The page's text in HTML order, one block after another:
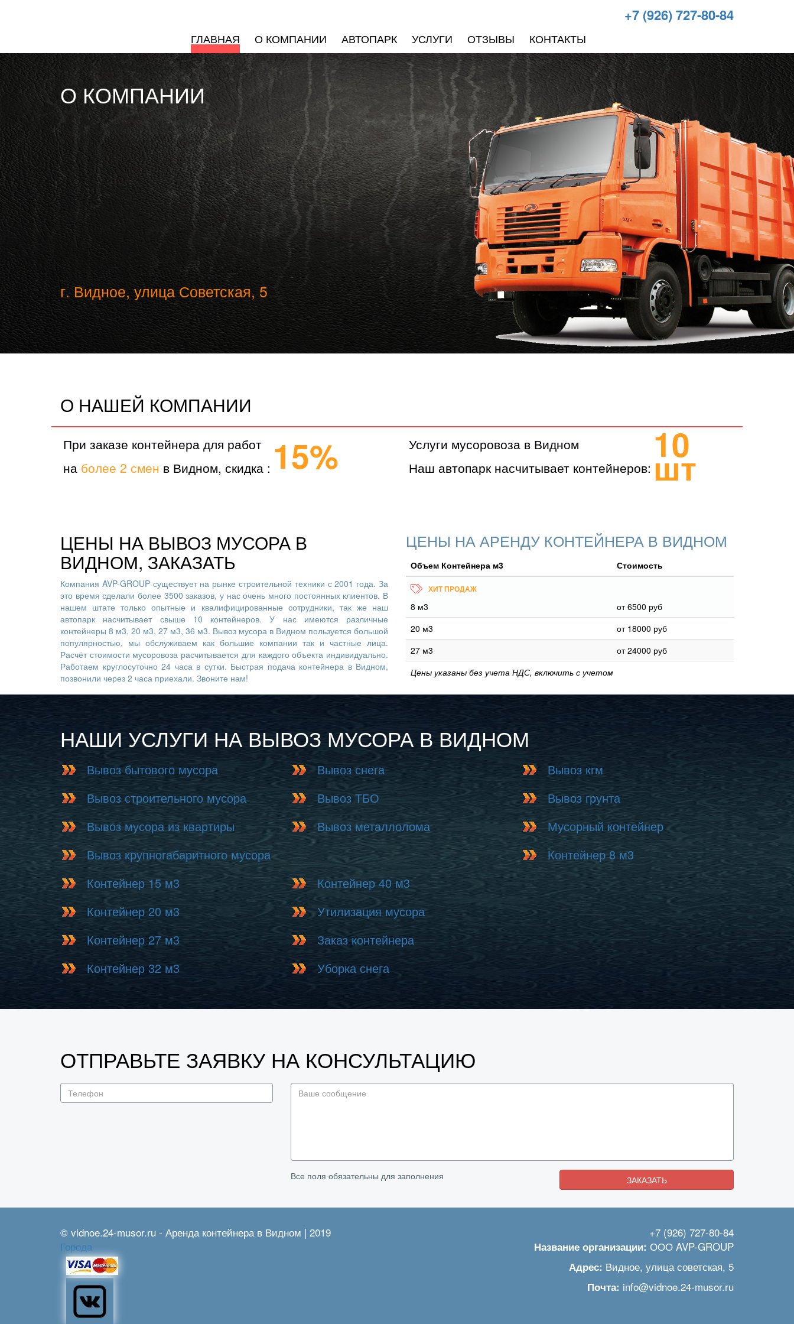
ГЛАВНАЯ О КОМПАНИИ АВТОПАРК УСЛУГИ ОТЗЫВЫ КОНТАКТЫ
+7 (926) 727-80-84
О КОМПАНИИ
г. Видное, улица Советская, 5
О НАШЕЙ КОМПАНИИ
При заказе контейнера для работ
на более 2 смен в Видном, скидка : 15%
Услуги мусоровоза в Видном
Наш автопарк насчитывает контейнеров:
10
шт
ЦЕНЫ НА ВЫВОЗ МУСОРА В
ВИДНОМ, ЗАКАЗАТЬ
Компания AVP-GROUP существует на рынке строительной техники с 2001 года. За
это время сделали более 3500 заказов, у нас очень много постоянных клиентов. В
нашем штате только опытные и квалифицированные сотрудники, так же наш
автопарк насчитывает свыше 10 контейнеров. У нас имеются различные
контейнеры 8 м3, 20 м3, 27 м3, 36 м3. Вывоз мусора в Видном пользуется большой
популярностью, мы обслуживаем как большие компании так и частные лица.
Расчёт стоимости мусоровоза расчитывается для каждого объекта индивидуально.
Работаем круглосуточно 24 часа в сутки. Быстрая подача контейнера в Видном,
позвонили через 2 часа приехали. Звоните нам!
ЦЕНЫ НА АРЕНДУ КОНТЕЙНЕРА В ВИДНОМ
Объем Контейнера м3 Стоимость
8 м3
от 6500 руб
20 м3
от 18000 руб
27 м3
от 24000 руб
Цены указаны без учета НДС, включить с учетом
НАШИ УСЛУГИ НА ВЫВОЗ МУСОРА В ВИДНОМ
Вывоз бытового мусора
Вывоз строительного мусора
Вывоз мусора из квартиры
Вывоз крупногабаритного мусора
Вывоз снега
Вывоз ТБО
Вывоз металлолома
Вывоз кгм
Вывоз грунта
Мусорный контейнер
Контейнер 8 м3
Контейнер 15 м3
Контейнер 20 м3
Контейнер 27 м3
Контейнер 32 м3
Контейнер 40 м3
Утилизация мусора
Заказ контейнера
Уборка снега
ОТПРАВЬТЕ ЗАЯВКУ НА КОНСУЛЬТАЦИЮ
Все поля обязательны для заполнения ЗАКАЗАТЬ
© vidnoe.24-musor.ru - Аренда контейнера в Видном | 2019
Города
+7 (926) 727-80-84
Название организации: ООО AVP-GROUP
Адрес: Видное, улица советская, 5
Почта: info@vidnoe.24-musor.ru